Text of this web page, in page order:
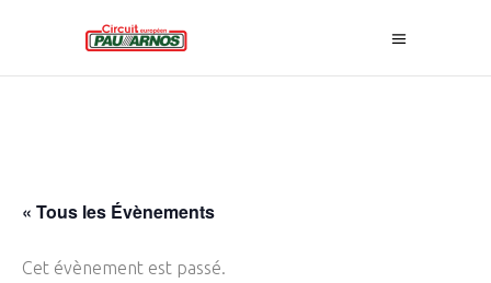
« Tous les Évènements
Cet évènement est passé.